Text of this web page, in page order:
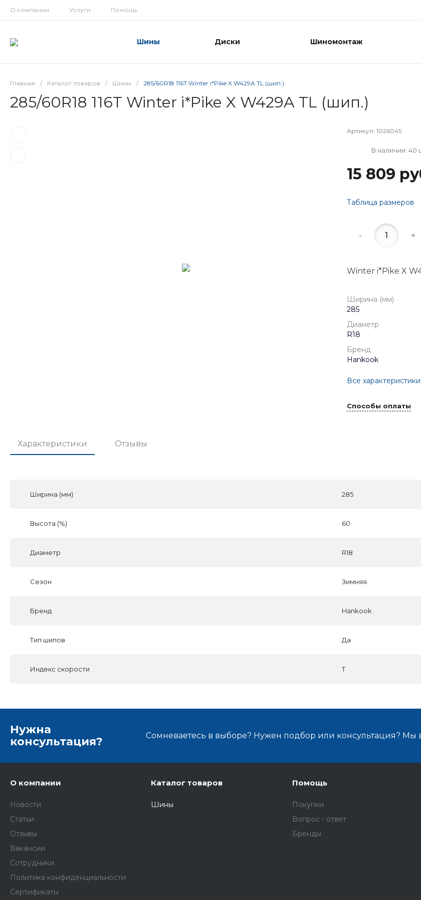
О компании Услуги Помощь
Шины Диски Шиномонтаж
Главная / Каталог товаров / Шины / 285/60R18 116T Winter i*Pike X W429A TL (шип.)
285/60R18 116T Winter i*Pike X W429A TL (шип.)
Артикул: 1026045
В наличии: 40
15 809
Таблица размеров
- +
Winter i*Pike X
Ширина (мм)
285
Диаметр
R18
Бренд
Hankook
Все характеристики
Способы оплаты
Характеристики Отзывы
Ширина (мм) 285
Высота (%) 60
Диаметр R18
Сезон Зимняя
Бренд Hankook
Тип шипов Да
Индекс скорости T
Нужна
консультация?
Сомневаетесь в выборе? Нужен подбор или консультация?
О компании
Новости
Статьи
Отзывы
Вакансии
Сотрудники
Политика конфиденциальности
Сертификаты
Каталог товаров
Шины
Помощь
Покупки
Вопрос - ответ
Бренды